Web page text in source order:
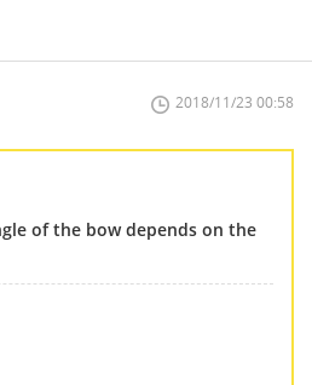
2018/11/23 00:58
of the bow depends on the